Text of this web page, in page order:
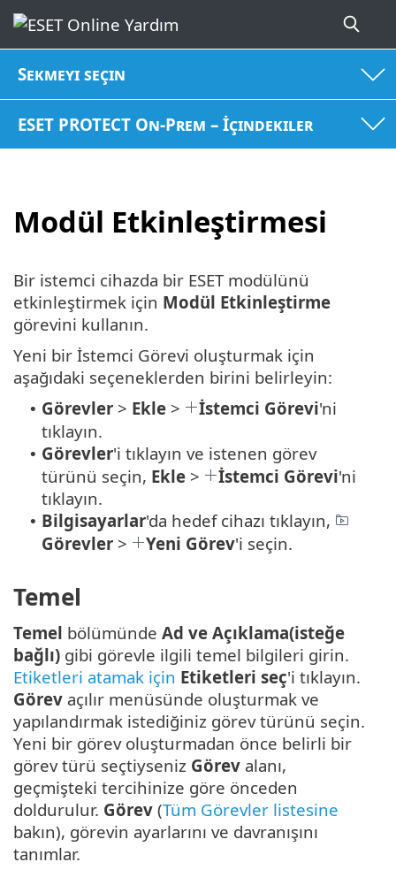
Sekmeyi seçin
ESET PROTECT On-Prem – İçindekiler
Modül Etkinleştirmesi
Bir istemci cihazda bir ESET modülünü
etkinleştirmek için Modül Etkinleştirme
görevini kullanın.
Yeni bir İstemci Görevi oluşturmak için
aşağıdaki seçeneklerden birini belirleyin:
• Görevler > Ekle > İstemci Görevi'ni
tıklayın.
• Görevler'i tıklayın ve istenen görev
türünü seçin, Ekle > İstemci Görevi'ni
tıklayın.
• Bilgisayarlar'da hedef cihazı tıklayın,
Görevler > Yeni Görev'i seçin.
Temel
Temel bölümünde Ad ve Açıklama(isteğe
bağlı) gibi görevle ilgili temel bilgileri girin.
Etiketleri atamak için Etiketleri seç'i tıklayın.
Görev açılır menüsünde oluşturmak ve
yapılandırmak istediğiniz görev türünü seçin.
Yeni bir görev oluşturmadan önce belirli bir
görev türü seçtiyseniz Görev alanı,
geçmişteki tercihinize göre önceden
doldurulur. Görev (Tüm Görevler listesine
bakın), görevin ayarlarını ve davranışını
tanımlar.